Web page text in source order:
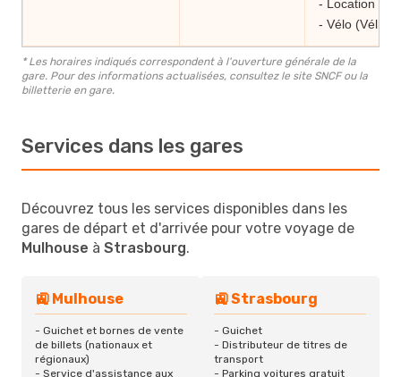
- Location de
- Vélo
* Les horaires indiqués correspondent à l'ouverture générale de la
gare. Pour des informations actualisées, consultez le site SNCF ou la
billetterie en gare.
Services dans les gares
Découvrez tous les services disponibles dans les
gares de départ et d'arrivée pour votre voyage de
Mulhouse à Strasbourg.
🚉 Mulhouse
- Guichet et bornes de vente
de billets (nationaux et
régionaux)
- Service d'assistance aux
🚉 Strasbourg
- Guichet
- Distributeur de titres de
transport
- Parking voitures gratuit